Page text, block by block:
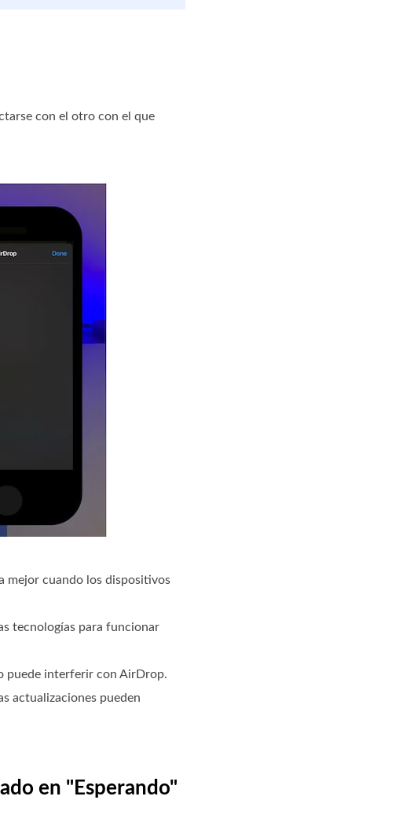
con el otro con el que
mejor cuando los dispositivos
tecnologías para funcionar
puede interferir con AirDrop.
actualizaciones pueden
en "Esperando"